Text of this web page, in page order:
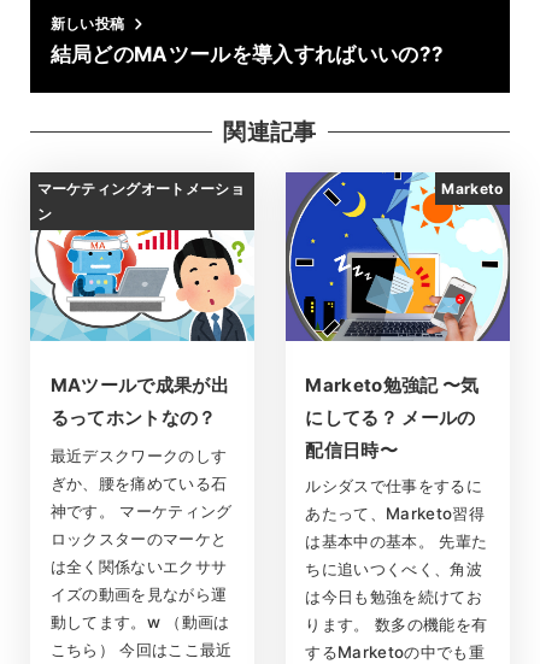
新しい投稿
結局どのMAツールを導入すればいいの??
関連記事
マーケティングオートメーショ
ン
MAツールで成果が出
るってホントなの？
最近デスクワークのしす
ぎか、腰を痛めている石
神です。 マーケティング
ロックスターのマーケと
は全く関係ないエクササ
イズの動画を見ながら運
動してます。w （動画は
こちら） 今回はここ最近
Marketo
Marketo勉強記 〜気
にしてる？ メールの
配信日時〜
ルシダスで仕事をするに
あたって、Marketo習得
は基本中の基本。 先輩た
ちに追いつくべく、角波
は今日も勉強を続けてお
ります。 数多の機能を有
するMarketoの中でも重